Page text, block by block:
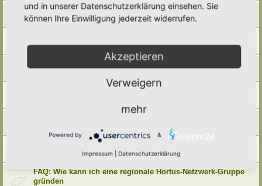
FAQ: Karte nach Regionen / Anzeige filtern
Letzter Beitrag vonpolarwelt «Do 1. Jun 2023, 11:05
Letzter Beitrag vonpolarwelt«Do 1. Jun 2023, 10:16
FAQ: Wie kann ich meinen alten Hortus umziehen
FAQ: Wie kann ich meine alte Lebensinsel umziehen
Mo 29. Mai 2023, 10:33
FAQ: Profil ändern / Hortus-Namen hinterlegen
Letzter Beitrag vonpolarwelt «Mo 29. Mai 2023, 08:03
FAQ: Wie kann ich eine regionale Hortus-Netzwerk-Gruppe
gründen
und in unserer Datenschutzerklärung einsehen. Sie
können Ihre Einwilligung jederzeit widerrufen.
Akzeptieren
Verweigern
mehr
Powered by &
Impressum Datenschutzerklärung